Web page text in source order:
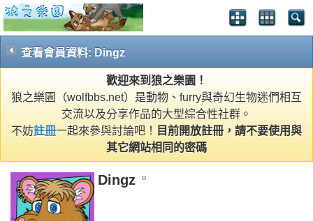
查看會員資料: Dingz
歡迎來到狼之樂園！
狼之樂園（wolfbbs.net）是動物、furry與奇幻生物迷們相互
交流以及分享作品的大型綜合性社群。
不妨註冊一起來參與討論吧！
目前開放註冊，請不要使用與
其它網站相同的密碼
Dingz